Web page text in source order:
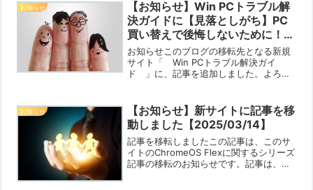
お知らせ
【お知らせ】Win PCトラブル解
決ガイドに【見落としがち】PC
買い替えで後悔しないために！
「半BTO」パソコンに潜む”見え
ない落とし穴”と注意点
【2025/08/09】を公開しました
お知らせこのブログの移転先となる新規
サイト「 Win PCトラブル解決ガイ
ド 」に、記事を追加しました。よろし
BTO」パソコンに潜む”見えない落とし
穴”と注意点【202...
お知らせ
【お知らせ】新サイトに記事を移
動しました【2025/03/14】
記事を移転しましたこの記事は、このサ
イトのChromeOS Flexに関するシリーズ
記事の移転のお知らせです。記事は、移